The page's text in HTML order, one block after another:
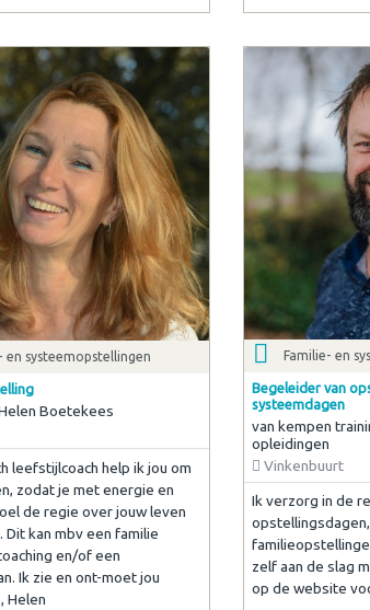
en systeemopstellingen
Boetekees
leefstijlcoach help ik jou om
zodat je met energie en
de regie over jouw leven
Dit kan mbv een familie
en/of een
Ik zie en ont-moet jou
Helen
Familie- en
Begeleider van
systeemdagen
van kempen
opleidingen
Vinkenbuurt
Ik verzorg in de
zelf aan de slag
op de website